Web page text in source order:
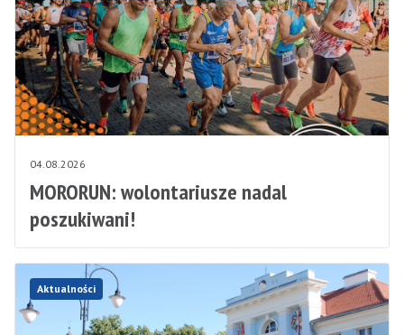
04.08.2026
MORORUN: wolontariusze nadal
poszukiwani!
Aktualności